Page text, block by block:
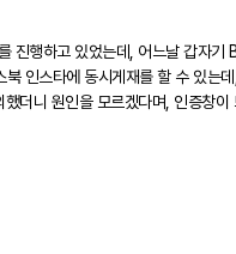
행하고 있었는데, 어느날 갑자
인스타에 동시게재를 할 수 있
니 원인을 모르겠다며, 인증창